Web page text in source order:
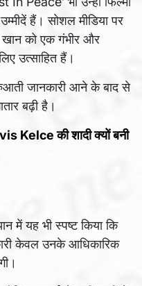
हैं। सोशल मीडिया पर
को एक गंभीर और
उत्साहित हैं।
जानकारी आने के बाद से
बढ़ी है।
की शादी क्यों बनी
में यह भी स्पष्ट किया कि
केवल उनके आधिकारिक